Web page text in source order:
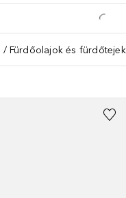
Fürdőolajok és fürdőtejek